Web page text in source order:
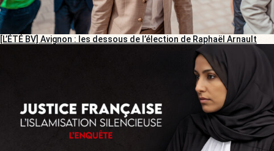
[L’ÉTÉ BV] Avignon : les dessous de l’élection de Raphaël Arnault